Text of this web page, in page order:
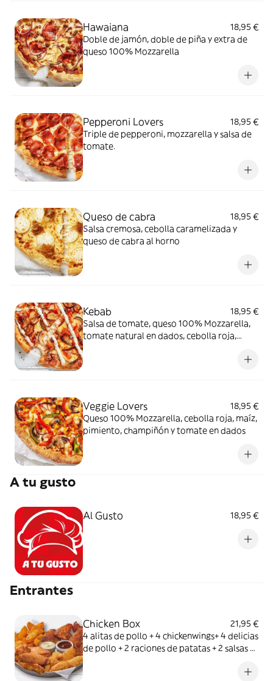
Hawaiana
18,95 €
Doble de jamón, doble de piña y extra de
queso 100% Mozzarella
Pepperoni Lovers
18,95 €
Triple de pepperoni, mozzarella y salsa de
tomate.
Queso de cabra
18,95 €
Salsa cremosa, cebolla caramelizada y
queso de cabra al horno
Kebab
18,95 €
Salsa de tomate, queso 100% Mozzarella,
tomate natural en dados, cebolla roja,
Veggie Lovers
18,95 €
Queso 100% Mozzarella, cebolla roja, maíz,
pimiento, champiñón y tomate en dados
A tu gusto
Al Gusto 18,95 €
Entrantes
Chicken Box
21,95 €
4 alitas de pollo + 4 chickenwings+ 4 delicias
de pollo + 2 raciones de patatas + 2 salsas a